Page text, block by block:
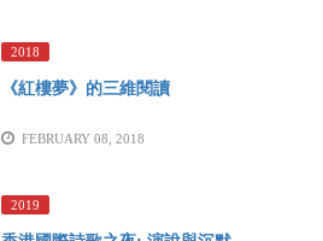
2018
《紅樓夢》的三維閱讀
FEBRUARY 08, 2018
2019